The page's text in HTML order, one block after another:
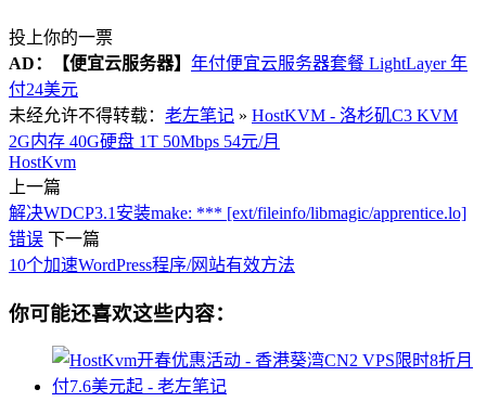
投上你的一票
AD：
【便宜云服务器】 年付便宜云服务器套餐 LightLayer 年
付24美元
未经允许不得转载： 老左笔记 » HostKVM - 洛杉矶C3 KVM
2G内存 40G硬盘 1T 50Mbps 54元/月
HostKvm
上一篇
解决WDCP3.1安装make: *** [ext/fileinfo/libmagic/apprentice.lo]
错误 下一篇
10个加速WordPress程序/网站有效方法
你可能还喜欢这些内容：